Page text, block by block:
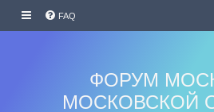
FAQ
ФОРУМ
МОСКОВСКОЙ